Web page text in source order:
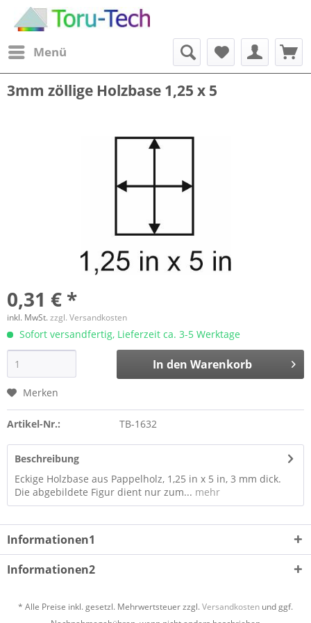
Menü
3mm zöllige Holzbase 1,25 x 5
0,31 € *
inkl. MwSt.zzgl. Versandkosten
Sofort versandfertig, Lieferzeit ca. 3-5 Werktage
In den Warenkorb
Merken
Artikel-Nr.: TB-1632
Beschreibung
Eckige Holzbase aus Pappelholz, 1,25 in x 5 in, 3 mm dick.
Die abgebildete Figur dient nur zum... mehr
Informationen1
Informationen2
* Alle Preise inkl. gesetzl. Mehrwertsteuer zzgl.Versandkosten und ggf.